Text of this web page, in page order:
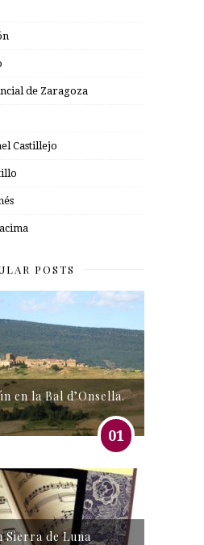
de Zaragoza
Castillejo
POSTS
en la Bal d’Onsella.
01
Sierra de Luna